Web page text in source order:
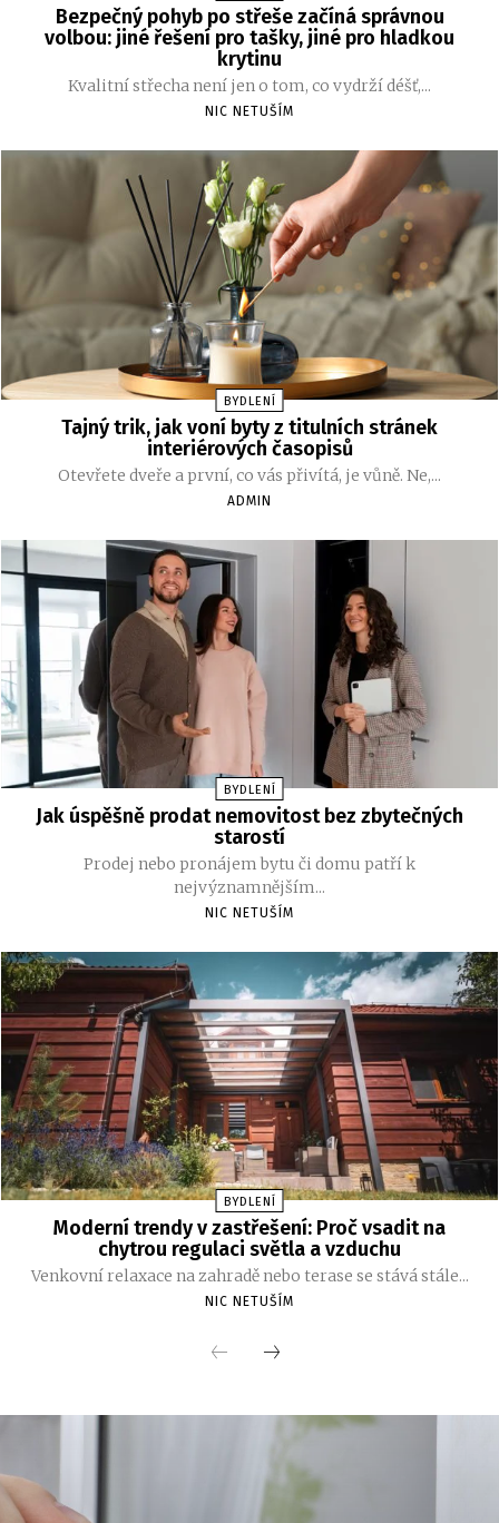
Bezpečný pohyb po střeše začíná správnou
volbou: jiné řešení pro tašky, jiné pro hladkou
krytinu
Kvalitní střecha není jen o tom, co vydrží déšť,...
NIC NETUŠÍM
BYDLENÍ
Tajný trik, jak voní byty z titulních stránek
interiérových časopisů
Otevřete dveře a první, co vás přivítá, je vůně. Ne,...
ADMIN
BYDLENÍ
Jak úspěšně prodat nemovitost bez zbytečných
starostí
Prodej nebo pronájem bytu či domu patří k
nejvýznamnějším...
NIC NETUŠÍM
BYDLENÍ
Moderní trendy v zastřešení: Proč vsadit na
chytrou regulaci světla a vzduchu
Venkovní relaxace na zahradě nebo terase se stává stále...
NIC NETUŠÍM